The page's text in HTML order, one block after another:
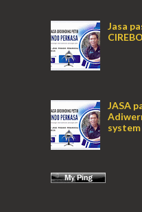
CIKOKOL
Jasa
JASA
system